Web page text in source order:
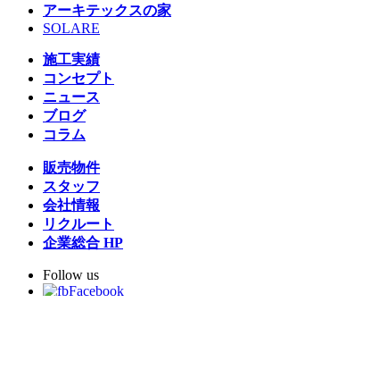
アーキテックスの家
SOLARE
施工実績
コンセプト
ニュース
ブログ
コラム
販売物件
スタッフ
会社情報
リクルート
企業総合 HP
Follow us
Facebook